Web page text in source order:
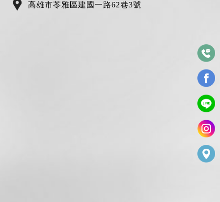
高雄市苓雅區建國一路62巷3號